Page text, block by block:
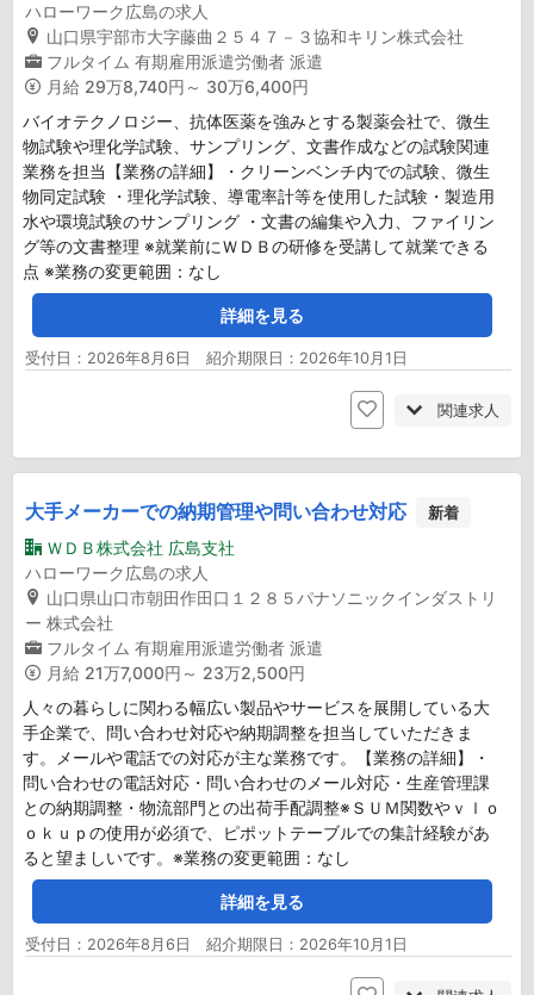
ハローワーク広島の求人
山口県宇部市大字藤曲２５４７－３協和キリン株式会社
フルタイム 有期雇用派遣労働者 派遣
月給 29万8,740円～ 30万6,400円
バイオテクノロジー、抗体医薬を強みとする製薬会社で、微生
物試験や理化学試験、サンプリング、文書作成などの試験関連
業務を担当【業務の詳細】・クリーンベンチ内での試験、微生
物同定試験 ・理化学試験、導電率計等を使用した試験・製造用
水や環境試験のサンプリング ・文書の編集や入力、ファイリン
グ等の文書整理 ※就業前にＷＤＢの研修を受講して就業できる
点 ※業務の変更範囲：なし
詳細を見る
受付日：2026年8月6日 紹介期限日：2026年10月1日
関連求人
大手メーカーでの納期管理や問い合わせ対応 新着
ＷＤＢ株式会社 広島支社
ハローワーク広島の求人
山口県山口市朝田作田口１２８５パナソニックインダストリ
ー 株式会社
フルタイム 有期雇用派遣労働者 派遣
月給 21万7,000円～ 23万2,500円
人々の暮らしに関わる幅広い製品やサービスを展開している大
手企業で、問い合わせ対応や納期調整を担当していただきま
す。メールや電話での対応が主な業務です。【業務の詳細】・
問い合わせの電話対応・問い合わせのメール対応・生産管理課
との納期調整・物流部門との出荷手配調整※ＳＵＭ関数やｖｌｏ
ｏｋｕｐの使用が必須で、ピポットテーブルでの集計経験があ
ると望ましいです。※業務の変更範囲：なし
詳細を見る
受付日：2026年8月6日 紹介期限日：2026年10月1日